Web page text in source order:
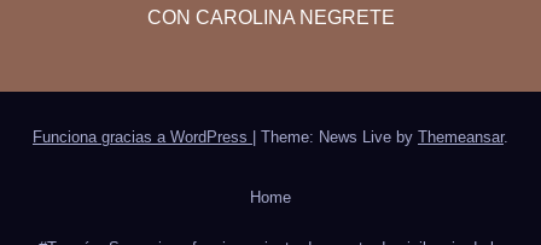
CON CAROLINA NEGRETE
Funciona gracias a WordPress Theme: News Live by Themeansar.
Home